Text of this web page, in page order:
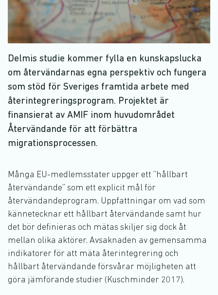
Delmis studie kommer fylla en kunskapslucka
om återvändarnas egna perspektiv och fungera
som stöd för Sveriges framtida arbete med
återintegreringsprogram. Projektet är
finansierat av AMIF inom huvudområdet
Återvändande för att förbättra
migrationsprocessen.
Många EU-medlemsstater uppger ett ”hållbart
återvändande’’ som ett explicit mål för
återvändandeprogram. Uppfattningar om vad som
kännetecknar ett hållbart återvändande samt hur
det bör definieras och mätas skiljer sig dock åt
mellan olika aktörer. Avsaknaden av gemensamma
indikatorer för att mäta återintegrering och
hållbart återvändande försvårar möjligheten att
göra jämförande studier (Kuschminder 2017).